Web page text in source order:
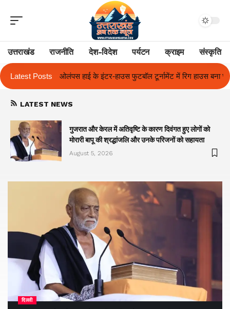
उत्तराखंड राजनीति देश-विदेश पर्यटन क्राइम संस्कृति
Latest Posts
फुटबॉल टूर्नामेंट में रिग हाउस बना चैंपियन तुलाज़ ने रचा इतिहास, संस्थान से
LATEST NEWS
गुजरात और केरल में अतिवृष्टि के कारण दिवंगत हुए लोगों को
मोरारी बापू की श्रद्धांजलि और उनके परिजनों को सहायता
August 5, 2026
दिल्ली